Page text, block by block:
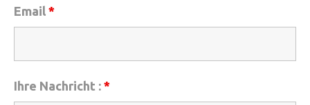
Email *
Ihre Nachricht : *